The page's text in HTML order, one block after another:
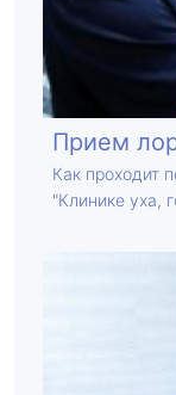
Прием
Как проходит
"Клинике уха,